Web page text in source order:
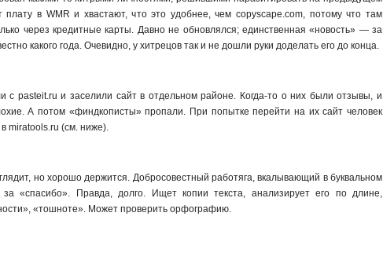
плату в WMR и хвастают, что это удобнее, чем copyscape.com, потому что там
через кредитные карты. Давно не обновлялся; единственная «новость» — за
какого года. Очевидно, у хитрецов так и не дошли руки доделать его до конца.
с pasteit.ru и заселили сайт в отдельном районе. Когда-то о них были отзывы, и
А потом «финдкописты» пропали. При попытке перейти на их сайт человек
miratools.ru (см. ниже).
но хорошо держится. Добросовестный работяга, вкалывающий в буквальном
«спасибо». Правда, долго. Ищет копии текста, анализирует его по длине,
«тошноте». Может проверить орфографию.